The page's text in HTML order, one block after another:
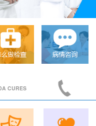
CURES